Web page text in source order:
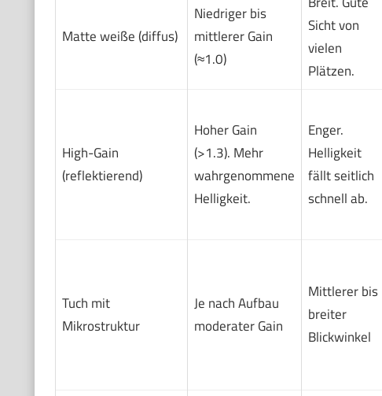
Matte weiße (diffus)
Niedriger bis
mittlerer Gain
(≈1.0)
Sicht von
vielen
Plätzen.
High-Gain
(reflektierend)
Hoher Gain
(>1.3). Mehr
wahrgenommene
Helligkeit.
Enger.
Helligkeit
fällt seitlich
schnell ab.
Tuch mit
Mikrostruktur
Je nach Aufbau
moderater Gain
Mittlerer bis
breiter
Blickwinkel